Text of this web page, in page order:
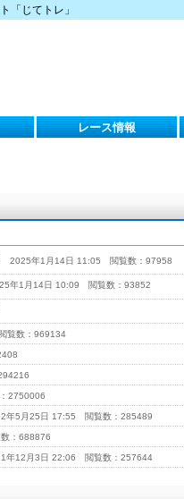
「じてトレ」
レース情報
2025年1月14日 11:05 閲覧数：97958
年1月14日 10:09 閲覧数：93852
覧数：969134
2750006
年5月25日 17:55 閲覧数：285489
：688876
年12月3日 22:06 閲覧数：257644